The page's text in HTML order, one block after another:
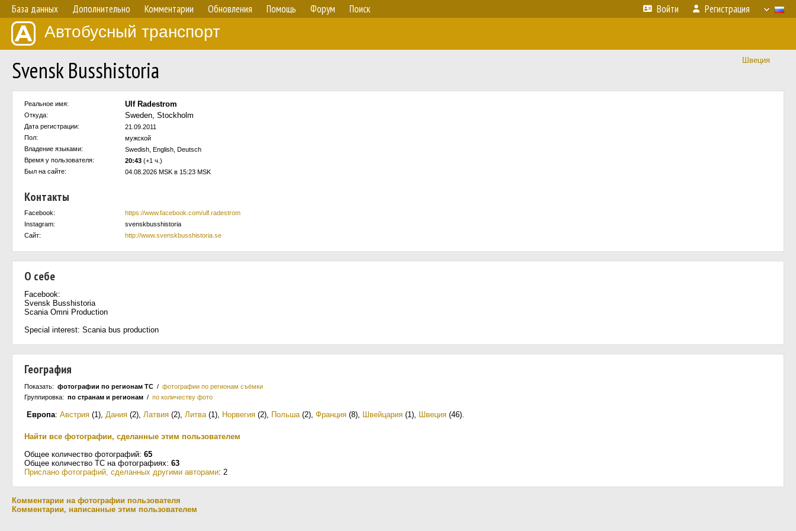
База данных Дополнительно Комментарии Обновления Помощь Форум Поиск Войти Регистрация
Автобусный транспорт
Швеция
Svensk Busshistoria
Реальное имя: Ulf Radestrom
Откуда: Sweden, Stockholm
Дата регистрации:
21.09.2011
Пол:
мужской
Владение языками:
Swedish, English, Deutsch
Время у пользователя:
20:43 (+1 ч.)
Был на сайте:
04.08.2026 MSK в 15:23 MSK
Контакты
Facebook:
https://www.facebook.com/ulf.radestrom
Instagram:
svenskbusshistoria
Сайт:
http://www.svenskbusshistoria.se
О себе
Facebook:
Svensk Busshistoria
Scania Omni Production
Special interest: Scania bus production
География
Показать: фотографии по регионам ТС / фотографии по регионам съёмки
Группировка: по странам и регионам / по количеству фото
Европа: Австрия (1), Дания (2), Латвия (2), Литва(1), Норвегия (2), Польша(2), Франция (8), Швейцария (1), Швеция (46).
Найти все фотографии, сделанные этим пользователем
Общее количество фотографий: 65
Общее количество ТС на фотографиях: 63
Прислано фотографий, сделанных другими авторами: 2
Комментарии на фотографии пользователя
Комментарии, написанные этим пользователем